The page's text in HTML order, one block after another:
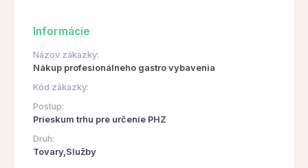
Informácie
Názov zákazky:
Nákup profesionálneho gastro vybavenia
Kód zákazky:
Postup:
Prieskum trhu pre určenie PHZ
Druh:
Tovary,Služby